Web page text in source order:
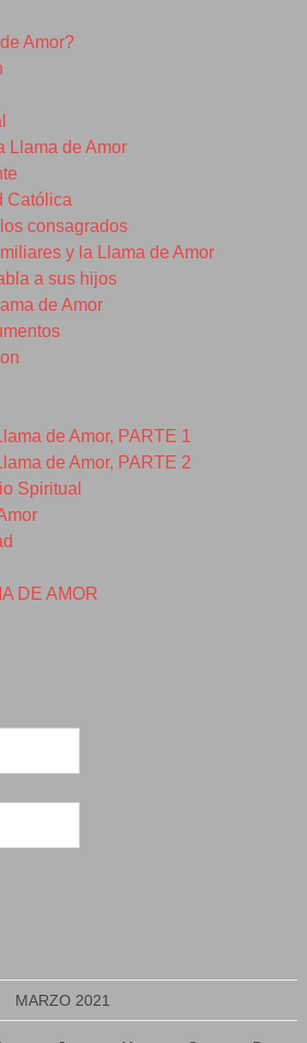
Amor?
Llama de Amor
Católica
consagrados
y la Llama de Amor
a sus hijos
de Amor
de Amor, PARTE 1
de Amor, PARTE 2
Spiritual
DE AMOR
MARZO 2021